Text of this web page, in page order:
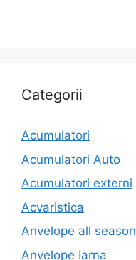
Categorii
Acumulatori
Acumulatori Auto
Acumulatori externi
Acvaristica
Anvelope all season
Anvelope Iarna